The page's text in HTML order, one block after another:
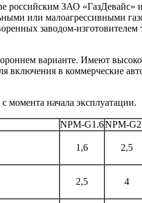
российским ЗАО «ГазДевайс»
или малоагрессивными
заводом-изготовителем
варианте. Имеют
включения в коммерческие
момента начала эксплуатации.
NPM-G1.6NPM-
1,6 2,5
2,5 4